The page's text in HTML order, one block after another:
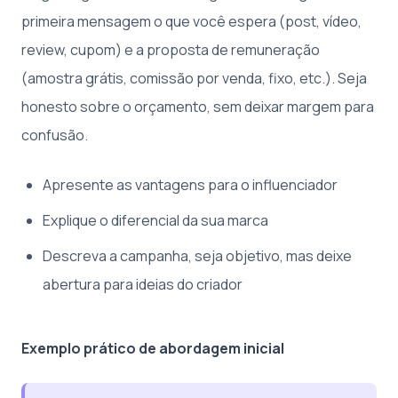
primeira mensagem o que você espera (post, vídeo,
review, cupom) e a proposta de remuneração
(amostra grátis, comissão por venda, fixo, etc.). Seja
honesto sobre o orçamento, sem deixar margem para
confusão.
Apresente as vantagens para o influenciador
Explique o diferencial da sua marca
Descreva a campanha, seja objetivo, mas deixe
abertura para ideias do criador
Exemplo prático de abordagem inicial